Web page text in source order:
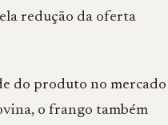
redução da oferta
do produto no mercado
o frango também